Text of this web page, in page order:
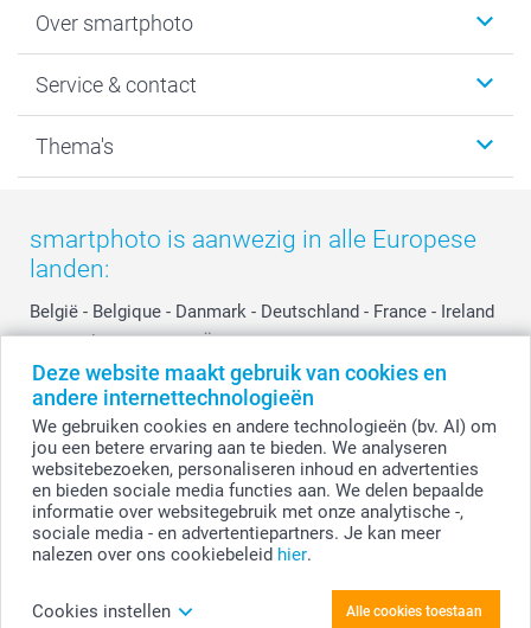
Deze website maakt gebruik van cookies en
andere internettechnologieën
We gebruiken cookies en andere technologieën (bv. AI) om
jou een betere ervaring aan te bieden. We analyseren
websitebezoeken, personaliseren inhoud en advertenties
en bieden sociale media functies aan. We delen bepaalde
informatie over websitegebruik met onze analytische -,
sociale media - en advertentiepartners. Je kan meer
nalezen over ons cookiebeleid hier.
Cookies instellen Alle cookies toestaan
Fotoboeken
Fotocadeaus
Kaarten
Over smartphoto
Vacatures
Bestelproces
Privacy
Cookiebeleid
Reviews
Prijslijst
Investor Relations
Service & contact
Tevredenheidsgarantie
smartbonus
smartfriends
service@smartphoto.nl
Affiliate partnerprogramma
Partnerships
Influencer partnerprogramma
Thema's
Moederdag
Vaderdag
Huwelijk
smartphoto is aanwezig in alle Europese
landen:
België - Belgique - Danmark - Deutschland - France - Ireland
- Nederland - Norge - Österreich - Schweiz - Suisse -
Switzerland - Suomi - Sverige - United Kingdom -
Other Countries
Alle prijzen zijn in EURO (€) inclusief BTW en exclusief verzendkosten.